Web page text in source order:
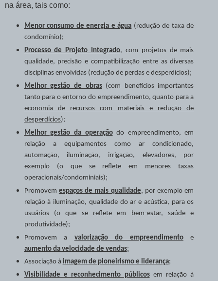
na área, tais como:
Menor consumo de energia e água (redução de taxa de
condomínio);
Processo de Projeto Integrado, com projetos de mais
qualidade, precisão e compatibilização entre as diversas
disciplinas envolvidas (redução de perdas e desperdícios);
Melhor gestão de obras(com benefícios importantes
tanto para o entorno do empreendimento, quanto para a
economia de recursos com materiais e redução de
desperdícios);
Melhor gestão da operaçãodo empreendimento, em
relação a equipamentos como ar condicionado,
automação, iluminação, irrigação, elevadores, por
exemplo (o que se reflete em menores taxas
operacionais/condominiais);
Promovem espaços de mais qualidade, por exemplo em
relação à iluminação, qualidade do ar e acústica, para os
usuários (o que se reflete em bem-estar, saúde e
produtividade);
Promovem a valorização do empreendimentoe
aumento da velocidade de vendas;
Associação à imagem de pioneirismo e liderança;
Visibilidade e reconhecimento públicosem relação à